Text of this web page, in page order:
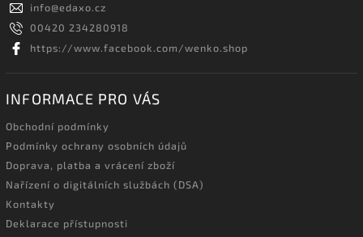
info@edaxo.cz
00420 234280918
https://www.facebook.com/wenko.shop
INFORMACE PRO VÁS
Obchodní podmínky
Podmínky ochrany osobních údajů
Doprava, platba a vrácení zboží
Nařízení o digitálních službách (DSA)
Kontakty
Deklarace přístupnosti